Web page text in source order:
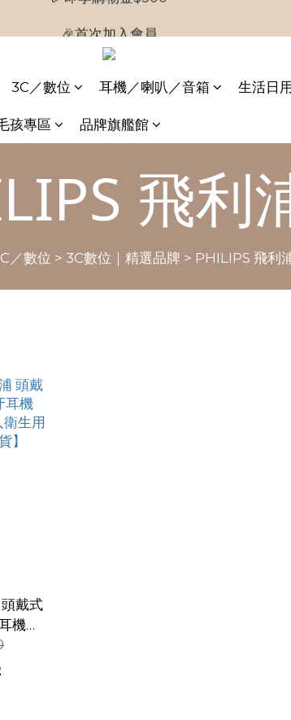
3C／數位 耳機／喇叭／音箱 生活日
孩專區 品牌旗艦館
飛利
／數位 > 3C數位｜精選品牌 > PHILIPS 飛利
戴式
機
生用
】